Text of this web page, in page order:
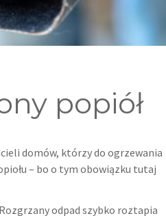
popiół
domów, którzy do ogrzewania
– bo o tym obowiązku tutaj
odpad szybko roztapia